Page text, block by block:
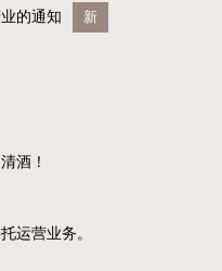
的通知
新
酒！
运营业务。